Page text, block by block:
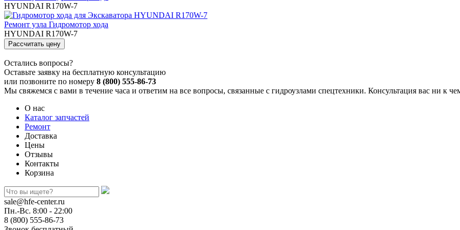
HYUNDAI R170W-7
Ремонт узла Гидромотор хода
HYUNDAI R170W-7
Остались вопросы?
Оставьте заявку на бесплатную консультацию
или позвоните по номеру 8 (800) 555-86-73
Мы свяжемся с вами в течение часа и ответим на все вопросы, связанные с гидроузлами спецтехники. Консультация вас ни к
О нас
Каталог запчастей
Ремонт
Доставка
Цены
Отзывы
Контакты
Корзина
sale@hfe-center.ru
Пн.-Вс. 8:00 - 22:00
8 (800) 555-86-73